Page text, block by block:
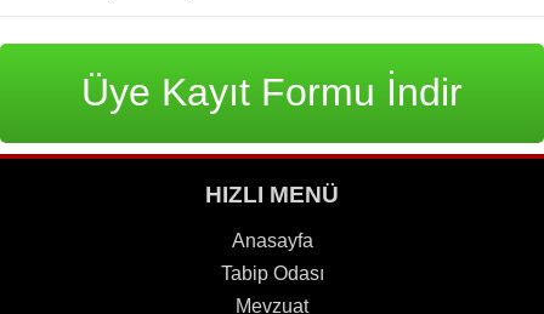
Üye Kayıt Formu İndir
HIZLI MENÜ
Anasayfa
Tabip Odası
Mevzuat